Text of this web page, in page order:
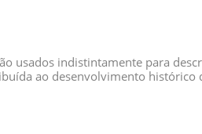
usados ​​indistintamente para
ao desenvolvimento histórico